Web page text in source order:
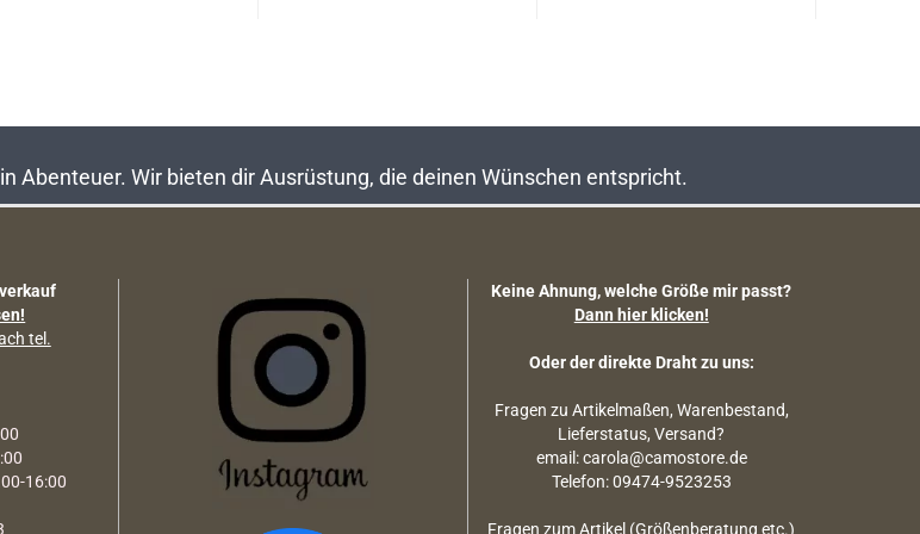
Abenteuer. Wir bieten dir Ausrüstung, die deinen Wünschen entspricht.
tel.
16:00
Keine Ahnung, welche Größe mir passt?
Dann hier klicken!
Oder der direkte Draht zu uns:
Fragen zu Artikelmaßen, Warenbestand,
Lieferstatus, Versand?
email: carola@camostore.de
Telefon: 09474-9523253
Fragen zum Artikel (Größenberatung etc.)